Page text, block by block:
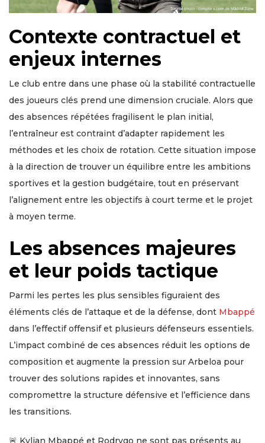
Contexte contractuel et
enjeux internes
Le club entre dans une phase où la stabilité contractuelle
des joueurs clés prend une dimension cruciale. Alors que
des absences répétées fragilisent le plan initial,
l’entraîneur est contraint d’adapter rapidement les
méthodes et les choix de rotation. Cette situation impose
à la direction de trouver un équilibre entre les ambitions
sportives et la gestion budgétaire, tout en préservant
l’alignement entre les objectifs à court terme et le projet
à moyen terme.
Les absences majeures
et leur poids tactique
Parmi les pertes les plus sensibles figuraient des
éléments clés de l’attaque et de la défense, dont Mbappé
dans l’effectif offensif et plusieurs défenseurs essentiels.
L’impact combiné de ces absences réduit les options de
composition et augmente la pression sur Arbeloa pour
trouver des solutions rapides et innovantes, sans
compromettre la structure défensive et l’efficience dans
les transitions.
🚨 Kylian Mbappé et Rodrygo ne sont pas présents au